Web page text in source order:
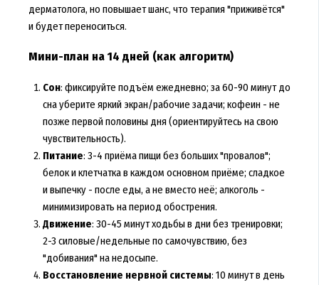
дерматолога, но повышает шанс, что терапия "приживётся"
и будет переноситься.
Мини-план на 14 дней (как алгоритм)
Сон: фиксируйте подъём ежедневно; за 60-90 минут до
сна уберите яркий экран/рабочие задачи; кофеин - не
позже первой половины дня (ориентируйтесь на свою
чувствительность).
Питание: 3-4 приёма пищи без больших "провалов";
белок и клетчатка в каждом основном приёме; сладкое
и выпечку - после еды, а не вместо неё; алкоголь -
минимизировать на период обострения.
Движение: 30-45 минут ходьбы в дни без тренировки;
2-3 силовые/недельные по самочувствию, без
"добивания" на недосыпе.
Восстановление нервной системы: 10 минут в день